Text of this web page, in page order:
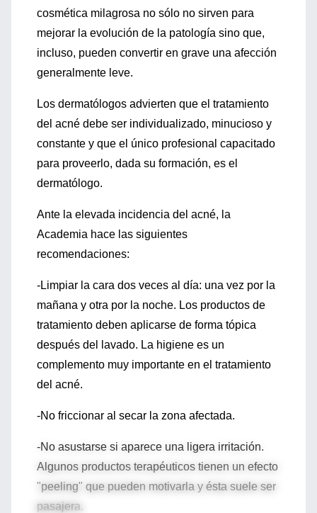
cosmética milagrosa no sólo no sirven para
mejorar la evolución de la patología sino que,
incluso, pueden convertir en grave una afección
generalmente leve.
Los dermatólogos advierten que el tratamiento
del acné debe ser individualizado, minucioso y
constante y que el único profesional capacitado
para proveerlo, dada su formación, es el
dermatólogo.
Ante la elevada incidencia del acné, la
Academia hace las siguientes
recomendaciones:
-Limpiar la cara dos veces al día: una vez por la
mañana y otra por la noche. Los productos de
tratamiento deben aplicarse de forma tópica
después del lavado. La higiene es un
complemento muy importante en el tratamiento
del acné.
-No friccionar al secar la zona afectada.
-No asustarse si aparece una ligera irritación.
Algunos productos terapéuticos tienen un efecto
"peeling" que pueden motivarla y ésta suele ser
pasajera.